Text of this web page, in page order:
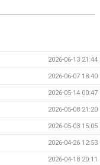
2026-06-13 21:44
2026-06-07 18:40
2026-05-14 00:47
2026-05-08 21:20
2026-05-03 15:05
2026-04-26 12:53
2026-04-18 20:11